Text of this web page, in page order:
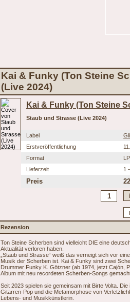
Kai & Funky (Ton Steine
(Live 2024)
Kai & Funky (Ton Steine
Staub und Strasse (Live 2024)
Label
Erstveröffentlichung
Format
LP
Lieferzeit
1
Preis
Rezension
Ton Steine Scherben sind vielleicht DIE eine
Aktualität verloren haben.
„Staub und Strasse“ weiß das verneigt sich vor
Musik der Scherben ist. Kai & Funky sind zwei
Drummer Funky K. Götzner (ab 1974, jetzt Cajón,
Album mit neu recordeten Scherben-Songs
Seit 2023 spielen sie gemeinsam mit Birte Volta.
Gitarren-Pop und die Metamorphose von
Lebens- und Musikkünstlerin.